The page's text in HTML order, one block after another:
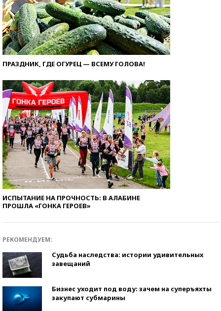
ПРАЗДНИК, ГДЕ ОГУРЕЦ — ВСЕМУ ГОЛОВА!
ИСПЫТАНИЕ НА ПРОЧНОСТЬ: В АЛАБИНЕ
ПРОШЛА «ГОНКА ГЕРОЕВ»
РЕКОМЕНДУЕМ:
Судьба наследства: истории удивительных
завещаний
Бизнес уходит под воду: зачем на суперъяхты
закупают субмарины